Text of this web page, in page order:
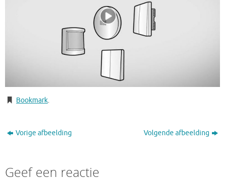
Bookmark.
Vorige afbeelding Volgende afbeelding
Geef een reactie